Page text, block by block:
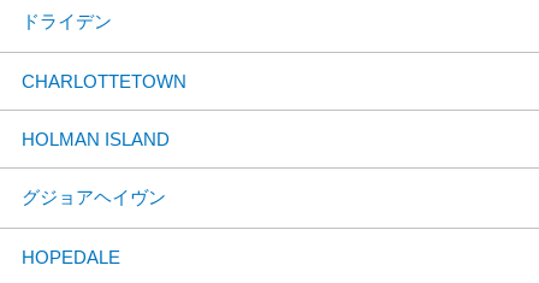
ドライデン
CHARLOTTETOWN
HOLMAN ISLAND
グジョアヘイヴン
HOPEDALE